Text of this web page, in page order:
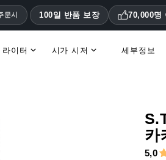
문시 100일 반품 보장 70,000명
라이터 시가 시저 세부정보
카
5,0